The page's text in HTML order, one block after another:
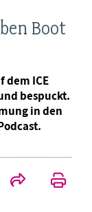
Boot
dem ICE
bespuckt.
in den